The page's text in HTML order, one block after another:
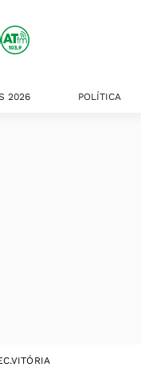
2026 POLÍTICA